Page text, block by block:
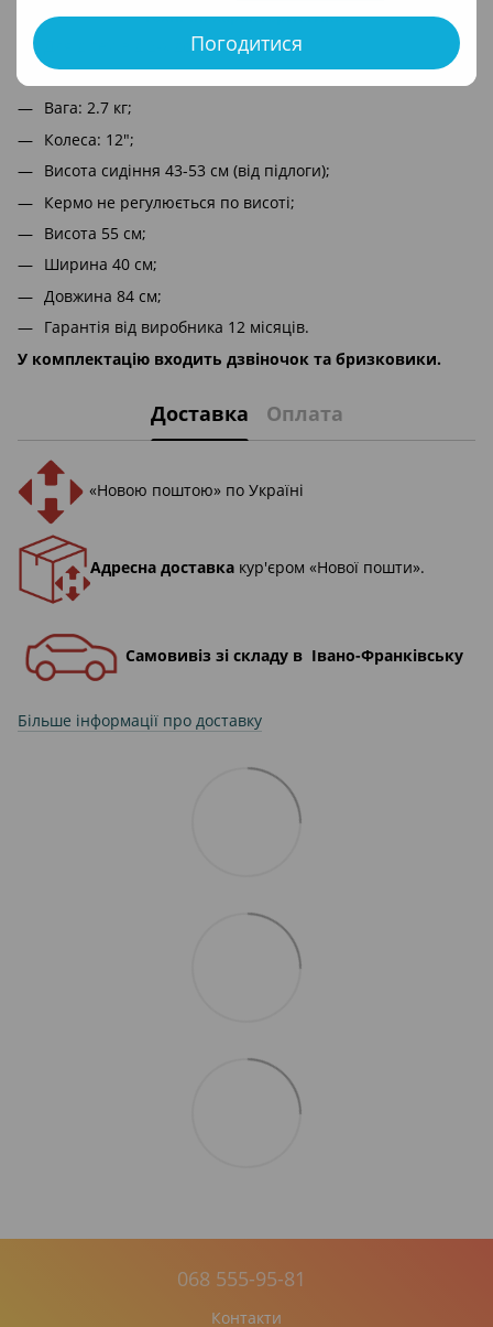
Погодитися
Технічні характеристики:
Для дітей від 2-х до 5-ти років;
Зріст дитини 80-120 см;
Вага: 2.7 кг;
Колеса: 12";
Висота сидіння 43-53 см (від підлоги);
Кермо не регулюється по висоті;
Висота 55 см;
Ширина 40 см;
Довжина 84 см;
Гарантія від виробника 12 місяців.
У комплектацію входить дзвіночок та бризковики.
Доставка Оплата
«Новою поштою» по Україні
Адресна доставка кур'єром «Нової пошти».
Самовивіз зі складу в Івано-Франківську
Більше інформації про доставку
068 555-95-81
Контакти